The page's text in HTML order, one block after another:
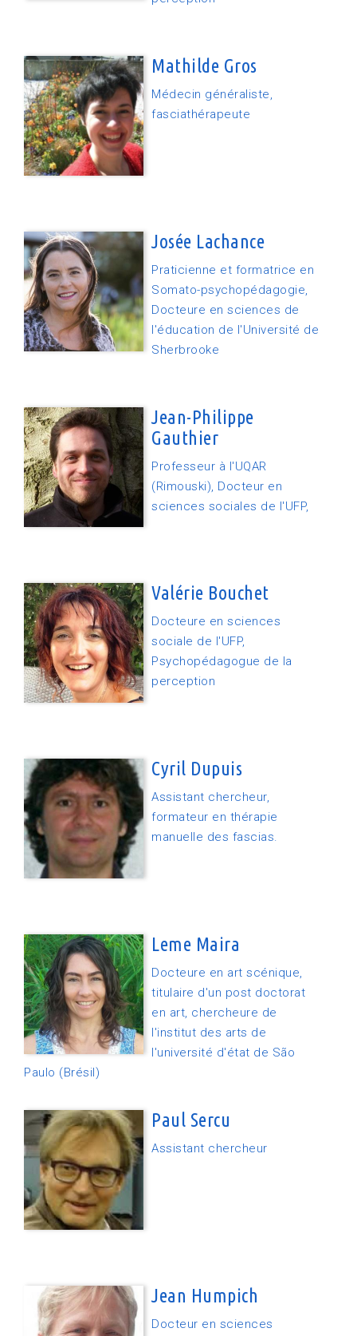
Mathilde Gros
Médecin généraliste,
fasciathérapeute
Josée Lachance
Praticienne et formatrice en
Somato-psychopédagogie,
Docteure en sciences de
l'éducation de l'Université de
Sherbrooke
Jean-Philippe
Gauthier
Professeur à l'UQAR
(Rimouski), Docteur en
sciences sociales de l'UFP,
Valérie Bouchet
Docteure en sciences
sociale de l'UFP,
Psychopédagogue de la
perception
Cyril Dupuis
Assistant chercheur,
formateur en thérapie
manuelle des fascias.
Leme Maira
Docteure en art scénique,
titulaire d'un post doctorat
en art, chercheure de
l'institut des arts de
l'université d'état de São
Paulo (Brésil)
Paul Sercu
Assistant chercheur
Jean Humpich
Docteur en sciences